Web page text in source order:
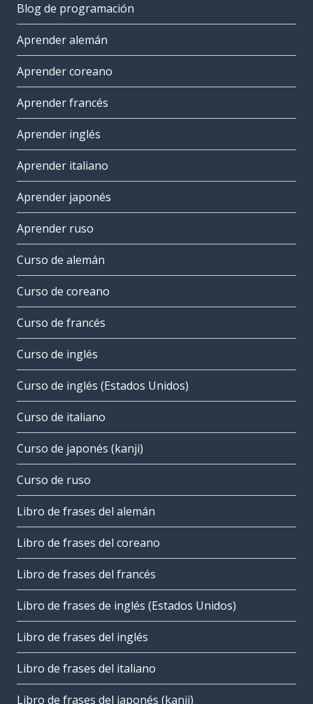
Blog de programación
Aprender alemán
Aprender coreano
Aprender francés
Aprender inglés
Aprender italiano
Aprender japonés
Aprender ruso
Curso de alemán
Curso de coreano
Curso de francés
Curso de inglés
Curso de inglés (Estados Unidos)
Curso de italiano
Curso de japonés (kanji)
Curso de ruso
Libro de frases del alemán
Libro de frases del coreano
Libro de frases del francés
Libro de frases de inglés (Estados Unidos)
Libro de frases del inglés
Libro de frases del italiano
Libro de frases del japonés (kanji)